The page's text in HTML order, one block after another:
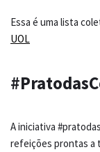
Essa é uma lista
UOL
A iniciativa
refeições prontas a